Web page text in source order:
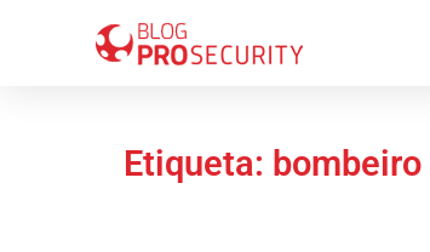
Etiqueta: